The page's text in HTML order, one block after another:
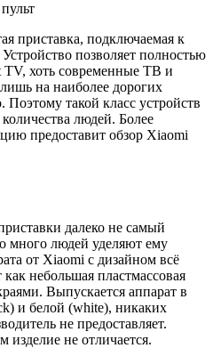
приставка, подключаемая к
позволяет полностью
TV, хоть современные ТВ и
на наиболее дорогих
Поэтому такой класс устройств
людей. Более
предоставит обзор Xiaomi
далеко не самый
много людей уделяют ему
от Xiaomi с дизайном всё
небольшая пластмассовая
Выпускается аппарат в
и белой (white), никаких
не предоставляет.
не отличается.